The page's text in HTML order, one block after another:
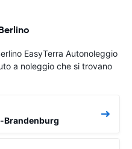
EasyTerra Autonoleggio
a noleggio che si trovano
Brandenburg